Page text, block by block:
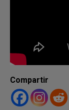
Compartir